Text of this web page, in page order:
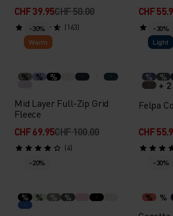
CHF 39.95CHF 50.00
(163)
CHF
-30%
Warm
% % %
Mid Layer Full-Zip Grid
Fleece
CHF 69.95CHF 100.00
(4)
-30%
Light
% %
+ 2
Felpa
CHF
-20%
% % % %
-30%
% %